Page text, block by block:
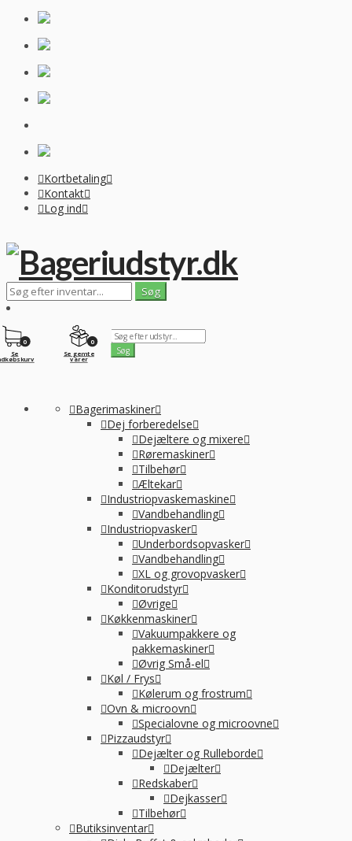
Kortbetaling
Kontakt
Log ind
0
Se gemte
varer
0
Se
Bagerimaskiner
Dej forberedelse
Dejæltere og mixere
Røremaskiner
Tilbehør
Æltekar
Industriopvaskemaskine
Vandbehandling
Industriopvasker
Underbordsopvasker
Vandbehandling
XL og grovopvasker
Konditorudstyr
Øvrige
Køkkenmaskiner
Vakuumpakkere og
pakkemaskiner
Øvrig Små-el
Køl / Frys
Kølerum og frostrum
Ovn & microovn
Specialovne og microovne
Pizzaudstyr
Dejælter og Rulleborde
Dejælter
Redskaber
Dejkasser
Tilbehør
Butiksinventar